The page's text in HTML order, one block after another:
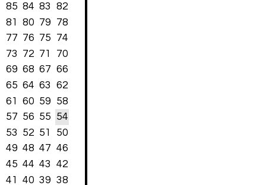
85 84 83
82
81
80 79
78
77 76 75
74
73
72 71
70
69 68 67 66
65 64 63
62
61
60 59
58
57 56 55
54
53
52 51
50
49 48 47 46
45 44 43
42
41
40 39 38